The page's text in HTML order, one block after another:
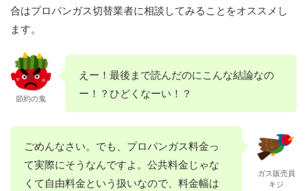
合はプロパンガス切替業者に相談してみることをオススメし
ます。
節約の鬼
えー！最後まで読んだのにこんな結論なの
ー！？ひどくなーい！？
ごめんなさい。でも、プロパンガス料金っ
て実際にそうなんですよ。公共料金じゃな
くて自由料金という扱いなので、料金幅は
ガス販売員
キジ